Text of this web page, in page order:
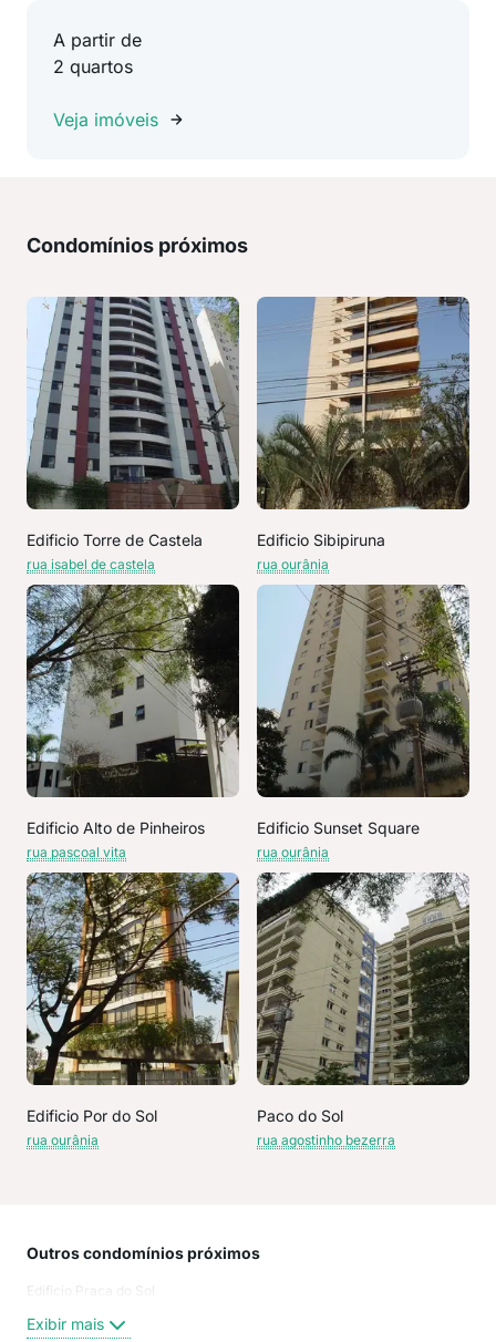
A partir de
2 quartos
Veja imóveis
Condomínios próximos
Edificio Torre de Castela
rua isabel de castela
Edificio Sibipiruna
rua ourânia
Edificio Alto de Pinheiros
rua pascoal vita
Edificio Sunset Square
rua ourânia
Edificio Por do Sol
rua ourânia
Paco do Sol
rua agostinho bezerra
Outros condomínios próximos
Edificio Praca do Sol
Exibir mais